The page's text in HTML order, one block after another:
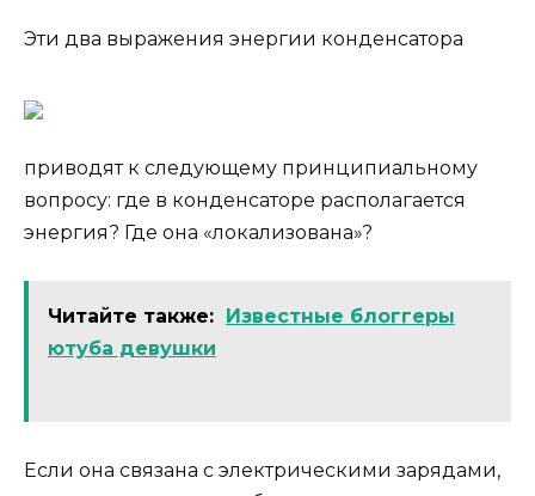
Эти два выражения энергии конденсатора
приводят к следующему принципиальному
вопросу: где в конденсаторе располагается
энергия? Где она «локализована»?
Читайте также:
Известные блоггеры
ютуба девушки
Если она связана с электрическими зарядами,